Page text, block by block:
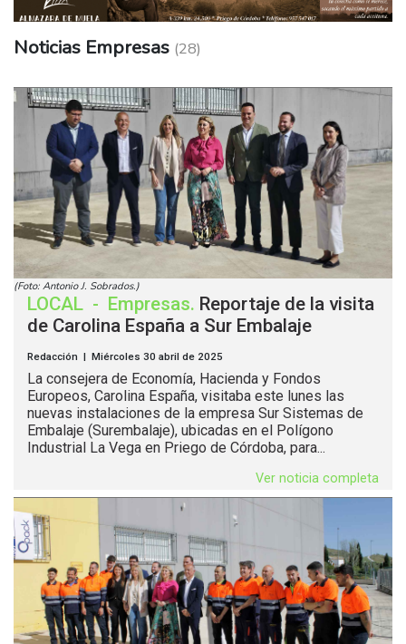
Noticias Empresas (28)
(Foto: Antonio J. Sobrados.)
LOCAL - Empresas. Reportaje de la visita
de Carolina España a Sur Embalaje
Redacción | Miércoles 30 abril de 2025
La consejera de Economía, Hacienda y Fondos
Europeos, Carolina España, visitaba este lunes las
nuevas instalaciones de la empresa Sur Sistemas de
Embalaje (Surembalaje), ubicadas en el Polígono
Industrial La Vega en Priego de Córdoba, para...
Ver noticia completa